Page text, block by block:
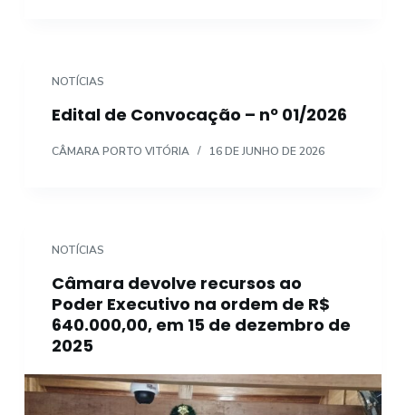
NOTÍCIAS
Edital de Convocação – nº 01/2026
CÂMARA PORTO VITÓRIA 16 DE JUNHO DE 2026
NOTÍCIAS
Câmara devolve recursos ao
Poder Executivo na ordem de R$
640.000,00, em 15 de dezembro de
2025